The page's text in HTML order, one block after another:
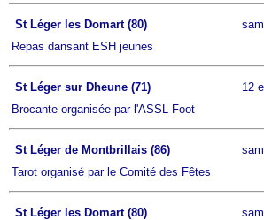
St Léger les Domart (80)
Repas dansant ESH jeunes
St Léger sur Dheune (71)
12
Brocante organisée par l'ASSL Foot
St Léger de Montbrillais (86)
Tarot organisé par le Comité des Fêtes
St Léger les Domart (80)